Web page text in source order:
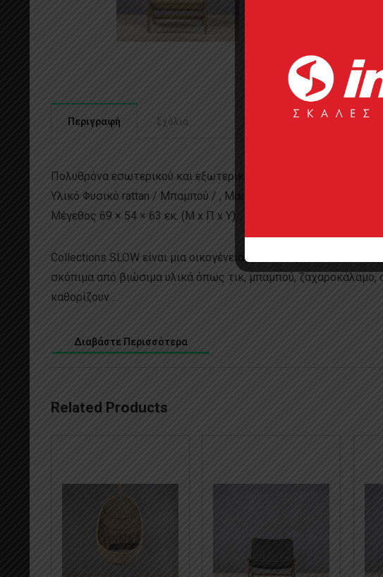
Περιγραφή Σχόλια
Πολυθρόνα εσωτερικού και εξωτερικού χώρου
Υλικό Φυσικό rattan / Μπαμπού / , Μασίφ ξύλο : Teak
Μέγεθος 69 × 54 × 63 εκ. (Μ x Π x Υ)
Collections SLOW είναι μια οικογένεια χειροποίητων, επίπλων
σκόπιμα από βιώσιμα υλικά όπως τικ, μπαμπού, ζαχαροκάλαμο,
καθορίζουν ...
Διαβάστε Περισσότερα
Related Products